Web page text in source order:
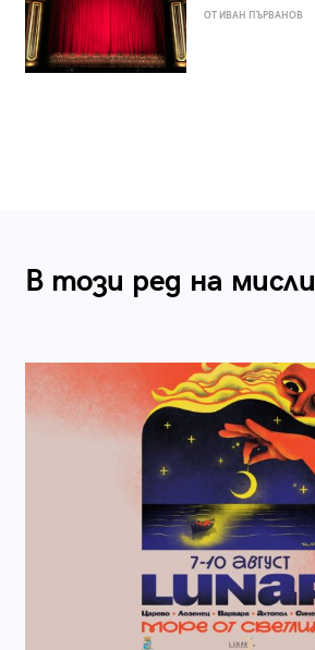
ОТ ИВАН ПЪРВАНОВ
В този ред на мисли